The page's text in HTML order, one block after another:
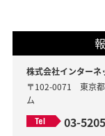
株式会社インター
〒102-0071 東京
ム
03-